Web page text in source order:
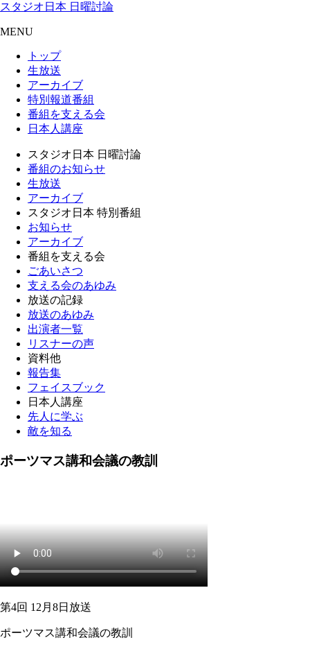
スタジオ日本 日曜討論
MENU
トップ
生放送
アーカイブ
特別報道番組
番組を支える会
日本人講座
スタジオ日本 日曜討論
番組のお知らせ
生放送
アーカイブ
スタジオ日本 特別番組
お知らせ
アーカイブ
番組を支える会
ごあいさつ
支える会のあゆみ
放送の記録
放送のあゆみ
出演者一覧
リスナーの声
資料他
報告集
フェイスブック
日本人講座
先人に学ぶ
敵を知る
ポーツマス講和会議の教訓
第4回 12月8日放送
ポーツマス講和会議の教訓